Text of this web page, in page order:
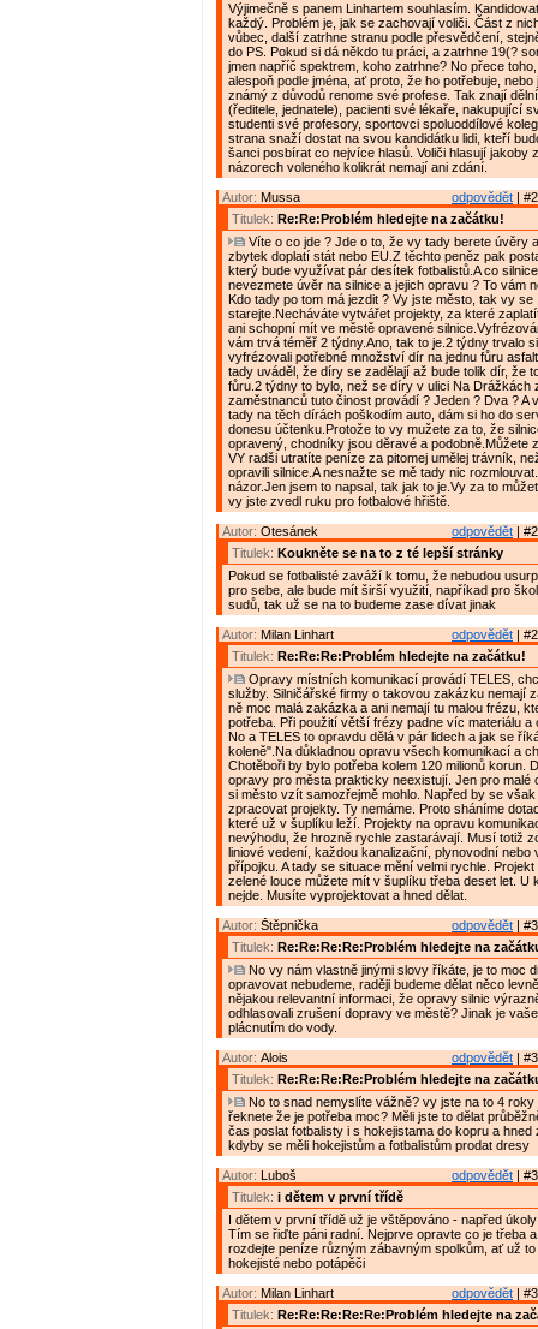
Výjimečně s panem Linhartem souhlasím.
každý. Problém je, jak se zachovají voliči. Část z
vůbec, další zatrhne stranu podle přesvědčení,
do PS. Pokud si dá někdo tu práci, a zatrhne 19(?
jmen napříč spektrem, koho zatrhne? No přece
alespoň podle jména, ať proto, že ho potřebuje, nebo
známý z důvodů renome své profese. Tak znají
(ředitele, jednatele), pacienti své lékaře, nakupující
studenti své profesory, sportovci spoluoddílové
strana snaží dostat na svou kandidátku lidi, kteří
šanci posbírat co nejvíce hlasů. Voliči hlasují jakoby
názorech voleného kolikrát nemají ani zdání.
odpovědět |
Autor: Mussa
Titulek: Re:Re:Problém hledejte na začátku!
Víte o co jde ? Jde o to, že vy tady berete úvěry
zbytek doplatí stát nebo EU.Z těchto peněz pak
který bude využívat pár desítek fotbalistů.A co
nevezmete úvěr na silnice a jejich opravu ? To vám
Kdo tady po tom má jezdit ? Vy jste město, tak vy se
starejte.Necháváte vytvářet projekty, za které
ani schopní mít ve městě opravené
vám trvá téměř 2 týdny.Ano, tak to je.2 týdny trvalo
vyfrézovali potřebné množství dír na jednu fůru
tady uváděl, že díry se zadělají až bude tolik dír, že
fůru.2 týdny to bylo, než se díry v ulici Na Drážkách
zaměstnanců tuto činost provádí ? Jeden ? Dva ? A
tady na těch dírách poškodím auto, dám si ho do
donesu účtenku.Protože to vy mužete za to, že
opravený, chodníky jsou děravé a podobně.Můžete
VY radši utratíte peníze za pitomej umělej trávník,
opravili silnice.A nesnažte se mě tady nic
názor.Jen jsem to napsal, tak jak to je.Vy za to
vy jste zvedl ruku pro fotbalové hřiště.
odpovědět |
Autor: Otesánek
Titulek: Koukněte se na to z té lepší stránky
Pokud se fotbalisté zaváží k tomu, že nebudou
pro sebe, ale bude mít širší využití, napříkad pro
sudů, tak už se na to budeme zase dívat jinak
odpovědět |
Autor: Milan Linhart
Titulek: Re:Re:Re:Problém hledejte na začátku!
Opravy místních komunikací provádí TELES,
služby. Silničářské firmy o takovou zakázku nemají
ně moc malá zakázka a ani nemají tu malou frézu,
potřeba. Při použití větší frézy padne víc materiálu a
No a TELES to opravdu dělá v pár lidech a jak se
koleně".Na důkladnou opravu všech komunikací a
Chotěboři by bylo potřeba kolem 120 milionů korun.
opravy pro města prakticky neexistují. Jen pro malé
si město vzít samozřejmě mohlo. Napřed by se
zpracovat projekty. Ty nemáme. Proto sháníme
které už v šuplíku leží. Projekty na opravu
nevýhodu, že hrozně rychle zastarávají. Musí totiž
liniové vedení, každou kanalizační, plynovodní nebo
přípojku. A tady se situace mění velmi rychle.
zelené louce můžete mít v šuplíku třeba deset let. U
nejde. Musíte vyprojektovat a hned dělat.
odpovědět |
Autor: Štěpnička
Titulek: Re:Re:Re:Re:Problém hledejte na
No vy nám vlastně jinými slovy říkáte, je to moc
opravovat nebudeme, raději budeme dělat něco
nějakou relevantní informaci, že opravy silnic
odhlasovali zrušení dopravy ve městě? Jinak je
plácnutím do vody.
odpovědět |
Autor: Alois
Titulek: Re:Re:Re:Re:Problém hledejte na
No to snad nemyslíte vážně? vy jste na to 4 roky
řeknete že je potřeba moc? Měli jste to dělat
čas poslat fotbalisty i s hokejistama do kopru a hned
kdyby se měli hokejistům a fotbalistům prodat dresy
odpovědět |
Autor: Luboš
Titulek: i dětem v první třídě
I dětem v první třídě už je vštěpováno - napřed
Tím se řiďte páni radní. Nejprve opravte co je třeba
rozdejte peníze různým zábavným spolkům, ať už to
hokejisté nebo potápěči
odpovědět |
Autor: Milan Linhart
Titulek: Re:Re:Re:Re:Re:Problém hledejte na